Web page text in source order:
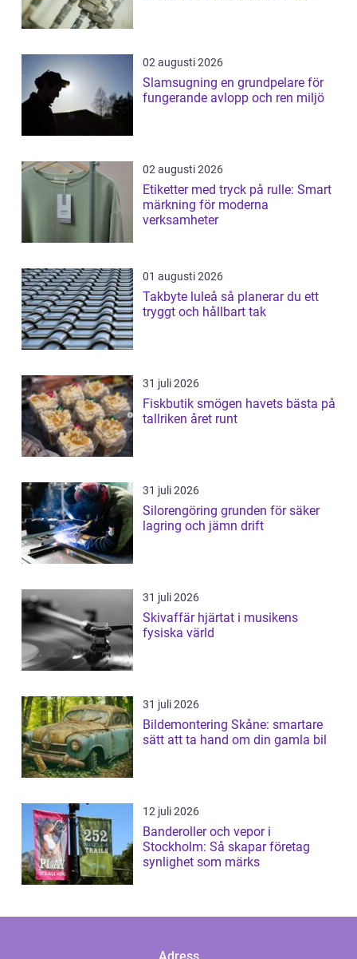
02 augusti 2026
Slamsugning en grundpelare för
fungerande avlopp och ren miljö
02 augusti 2026
Etiketter med tryck på rulle: Smart
märkning för moderna
verksamheter
01 augusti 2026
Takbyte luleå så planerar du ett
tryggt och hållbart tak
31 juli 2026
Fiskbutik smögen havets bästa på
tallriken året runt
31 juli 2026
Silorengöring grunden för säker
lagring och jämn drift
31 juli 2026
Skivaffär hjärtat i musikens
fysiska värld
31 juli 2026
Bildemontering Skåne: smartare
sätt att ta hand om din gamla bil
12 juli 2026
Banderoller och vepor i
Stockholm: Så skapar företag
synlighet som märks